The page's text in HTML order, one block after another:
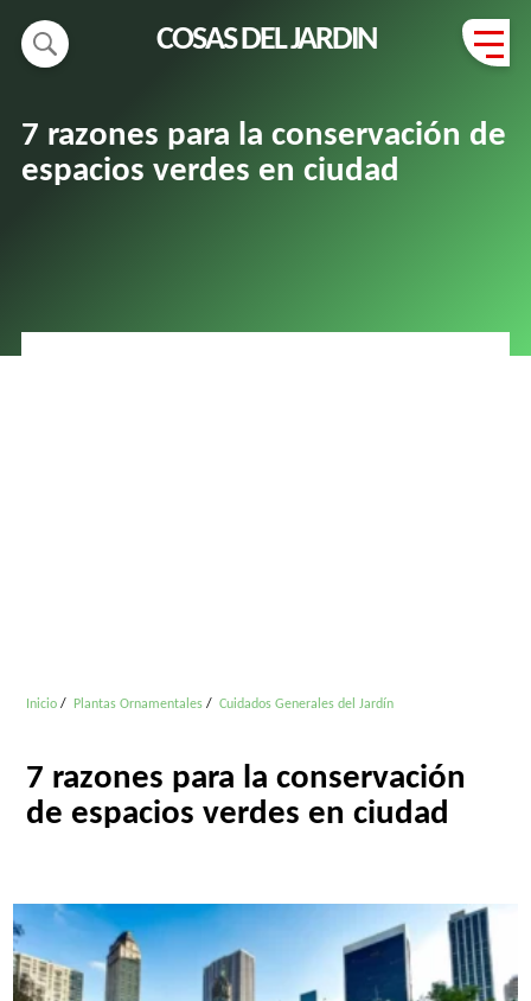
COSAS DEL JARDIN
7 razones para la conservación de
espacios verdes en ciudad
Inicio Plantas Ornamentales Cuidados Generales del Jardín
7 razones para la conservación
de espacios verdes en ciudad